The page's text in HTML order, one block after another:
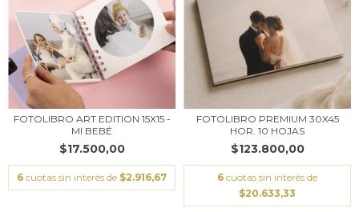
FOTOLIBRO ART EDITION 15X15 -
MI BEBÉ
$17.500,00
6 cuotas sin interés de $2.916,67
FOTOLIBRO PREMIUM 30X45
HOR. 10 HOJAS
$123.800,00
6 cuotas sin interés de
$20.633,33